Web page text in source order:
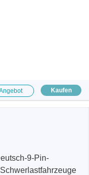
Kaufen
9-Pin-